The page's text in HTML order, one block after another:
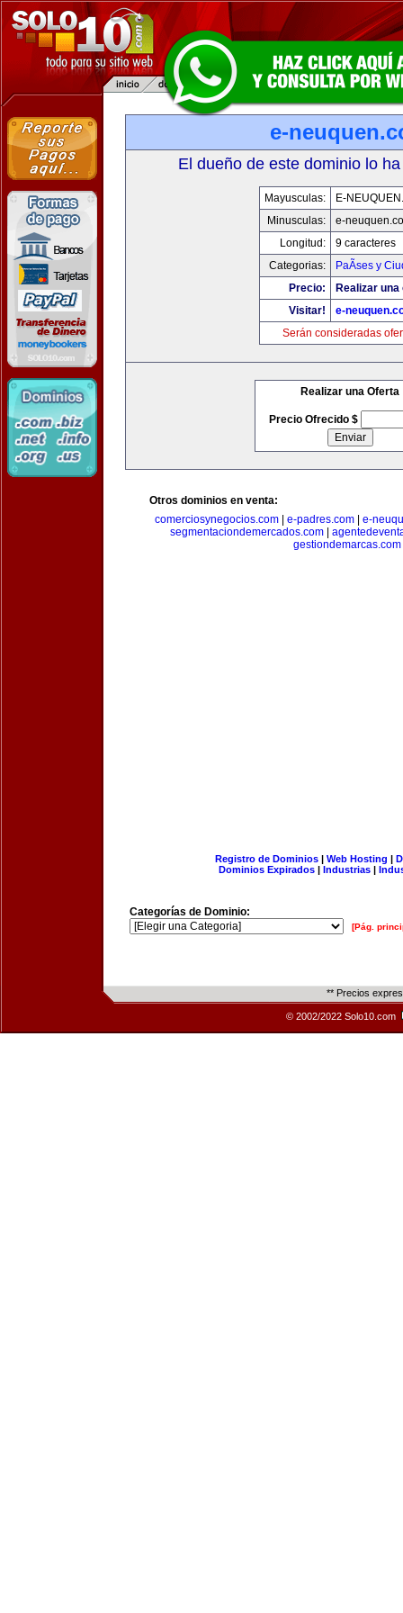
e-
El dueño de este dominio lo
Mayusculas:
E-
Minusculas:
e-
Longitud:
9 caracteres
Categorias:
PaÃ­ses y
Precio:
Realizar
Visitar!
e-
Serán consideradas
Realizar una Oferta
Precio Ofrecido $
Otros dominios en venta:
comerciosynegocios.com| e-padres.com| e-
segmentaciondemercados.com
gestiondemarcas.com
Registro de Dominios| Web Hosting |
Dominios Expirados | Industrias |
Categorías de Dominio:
[Pág.
** Precios
© 2002/2022 Solo10.com